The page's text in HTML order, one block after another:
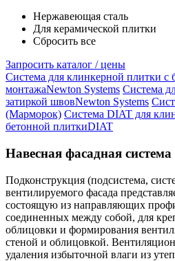
Нержавеющая сталь
Для керамической плитки
Сбросить все
Запросить каталог / цены
Система для клинкерной плитки с
монтажаNewton Systems Система
затиркой швовNewton Systems
(Марморок) Система DIAT для
бетонной плиткиDIAT
Навесная фасадная
Подконструкция (подсистема,
вентилируемого фасада
состоящую из направляющих
соединенных между собой, для
облицовки и формирования
стеной и облицовкой.
удаления избыточной влаги из